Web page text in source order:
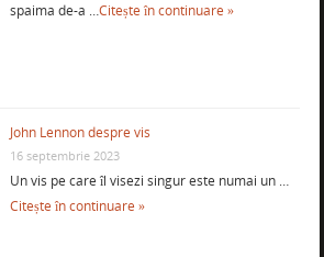
spaima de-a …Citește în continuare »
John Lennon despre vis
16 septembrie 2023
Un vis pe care îl visezi singur este numai un …
Citește în continuare »